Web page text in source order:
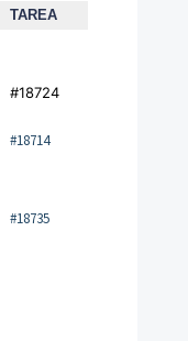
TAREA
#18724
#18714
#18735